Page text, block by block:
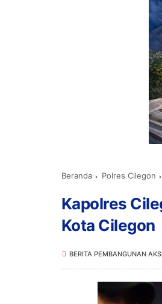
Beranda Polres Cilegon
Kapolres
Kota Cilegon
BERITA PEMBANGUNAN